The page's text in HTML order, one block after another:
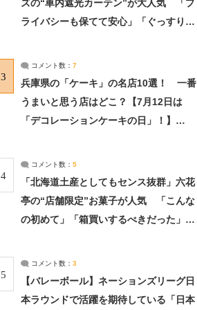
ズの“車内遮光カーテン”が大人気 「プ
ライバシーも保てて安心」「ぐっすり眠
3
コメント数： 7
兵庫県の「ケーキ」の名店10選！ 一番
うまいと思う店はどこ？【7月12日は
「デコレーションケーキの日」！】
4
コメント数： 5
「北海道土産としてもセンス抜群」六花
亭の“店舗限定”お菓子が人気 「こんな
の初めて」「箱買いするべきだった」
5
コメント数： 3
【バレーボール】ネーションズリーグ日
本ラウンドで活躍を期待している「日本